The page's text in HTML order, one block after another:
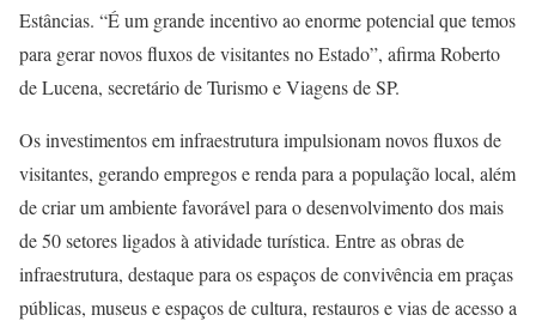
Estâncias. “É um grande incentivo ao enorme potencial que temos
para gerar novos fluxos de visitantes no Estado”, afirma Roberto
de Lucena, secretário de Turismo e Viagens de SP.
Os investimentos em infraestrutura impulsionam novos fluxos de
visitantes, gerando empregos e renda para a população local, além
de criar um ambiente favorável para o desenvolvimento dos mais
de 50 setores ligados à atividade turística. Entre as obras de
infraestrutura, destaque para os espaços de convivência em praças
públicas, museus e espaços de cultura, restauros e vias de acesso a